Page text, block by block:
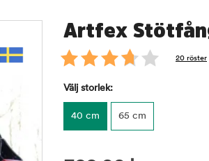
Artfex
20 röster
Välj storlek:
40 cm 65 cm